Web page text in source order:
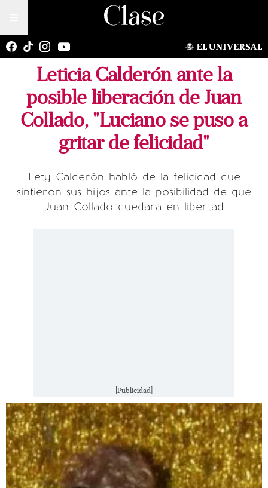
Leticia Calderón ante la
posible liberación de Juan
Collado, "Luciano se puso a
gritar de felicidad"
Lety Calderón habló de la felicidad que
sintieron sus hijos ante la posibilidad de que
Juan Collado quedara en libertad
[Publicidad]